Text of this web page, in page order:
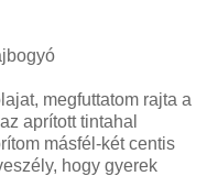
megfuttatom rajta a
aprított tintahal
másfél-két centis
hogy gyerek